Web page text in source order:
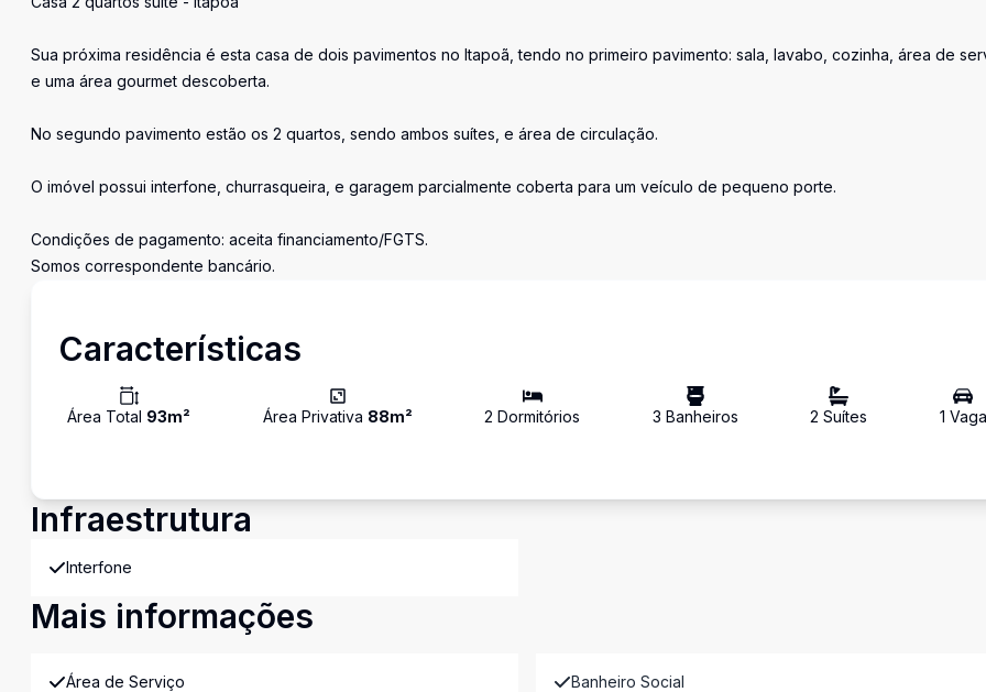
Sua próxima residência é esta casa de dois pavimentos no Itapoã, tendo no primeiro pavimento: sala, lavabo, cozinha, área de
e uma área gourmet descoberta.
No segundo pavimento estão os 2 quartos, sendo ambos suítes, e área de circulação.
O imóvel possui interfone, churrasqueira, e garagem parcialmente coberta para um veículo de pequeno porte.
Condições de pagamento: aceita financiamento/FGTS.
Somos correspondente bancário.
Características
Área Total 93m² Área Privativa 88m² 2 Dormitórios 3 Banheiros 2 Suítes 1 Vaga
Infraestrutura
Interfone
Mais informações
Área de Serviço Banheiro Social